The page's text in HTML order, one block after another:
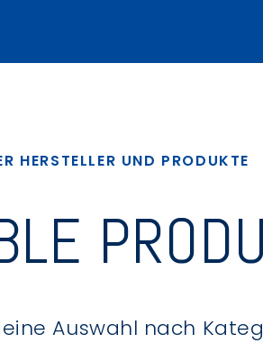
HERSTELLER UND PRODUKTE
Auswahl nach